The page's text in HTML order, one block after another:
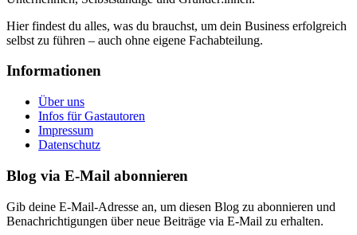
Hier findest du alles, was du brauchst, um dein Business erfolgreich
selbst zu führen – auch ohne eigene Fachabteilung.
Informationen
Über uns
Infos für Gastautoren
Impressum
Datenschutz
Blog via E-Mail abonnieren
Gib deine E-Mail-Adresse an, um diesen Blog zu abonnieren und
Benachrichtigungen über neue Beiträge via E-Mail zu erhalten.